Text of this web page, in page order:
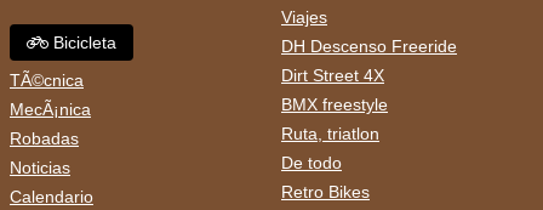
Bicicleta
TÃ©cnica
MecÃ¡nica
Robadas
Noticias
Calendario
Viajes
DH Descenso Freeride
Dirt Street 4X
BMX freestyle
Ruta, triatlon
De todo
Retro Bikes